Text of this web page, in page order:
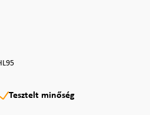
Tesztelt minőség